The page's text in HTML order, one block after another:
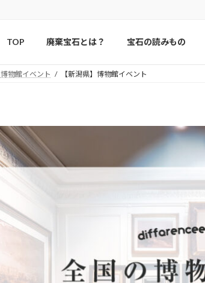
TOP 廃棄宝石とは？ 宝石の読みもの
博物館イベント 【新潟県】博物館イベント